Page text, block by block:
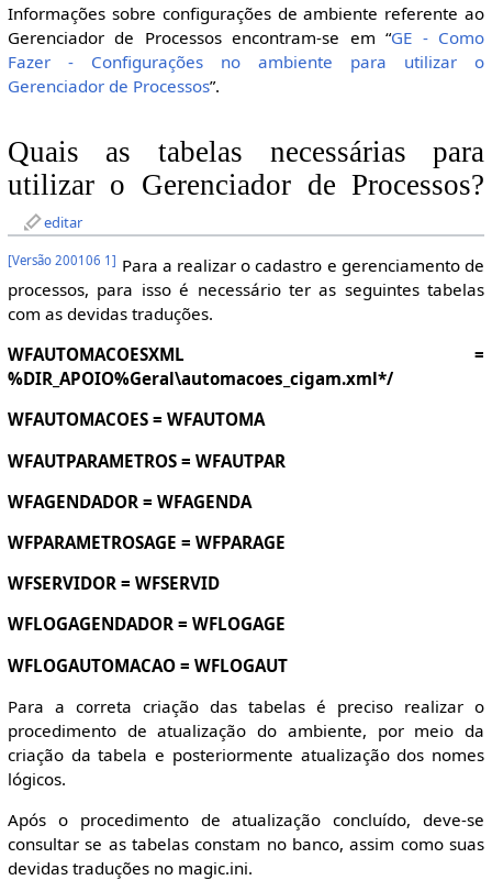
Informações sobre configurações de ambiente referente ao
Gerenciador de Processos encontram-se em “GE - Como
Fazer - Configurações no ambiente para utilizar o
Gerenciador de Processos”.
Quais as tabelas necessárias para
utilizar o Gerenciador de Processos?
editar
[Versão 200106 1] Para a realizar o cadastro e gerenciamento de
processos, para isso é necessário ter as seguintes tabelas
com as devidas traduções.
WFAUTOMACOESXML =
%DIR_APOIO%Geral\automacoes_cigam.xml*/
WFAUTOMACOES = WFAUTOMA
WFAUTPARAMETROS = WFAUTPAR
WFAGENDADOR = WFAGENDA
WFPARAMETROSAGE = WFPARAGE
WFSERVIDOR = WFSERVID
WFLOGAGENDADOR = WFLOGAGE
WFLOGAUTOMACAO = WFLOGAUT
Para a correta criação das tabelas é preciso realizar o
procedimento de atualização do ambiente, por meio da
criação da tabela e posteriormente atualização dos nomes
lógicos.
Após o procedimento de atualização concluído, deve-se
consultar se as tabelas constam no banco, assim como suas
devidas traduções no magic.ini.